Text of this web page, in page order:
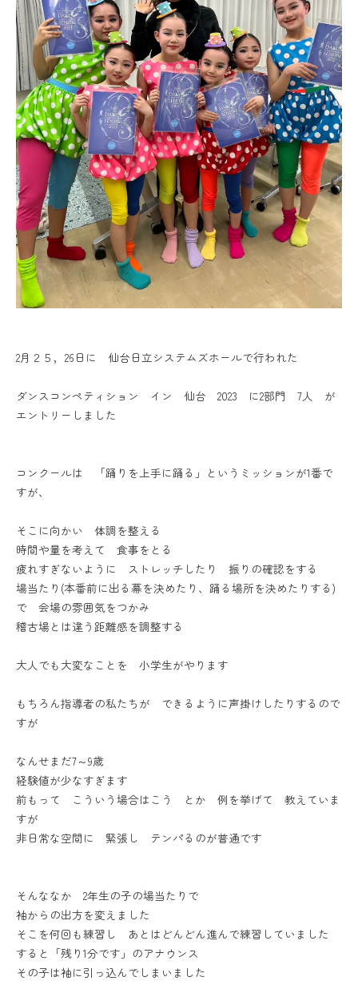
2月２５，26日に 仙台日立システムズホールで行われた
ダンスコンペティション イン 仙台 2023 に2部門 7人 が
エントリーしました
コンクールは 「踊りを上手に踊る」というミッションが1番で
すが、
そこに向かい 体調を整える
時間や量を考えて 食事をとる
疲れすぎないように ストレッチしたり 振りの確認をする
場当たり(本番前に出る幕を決めたり、踊る場所を決めたりする)
で 会場の雰囲気をつかみ
稽古場とは違う距離感を調整する
大人でも大変なことを 小学生がやります
もちろん指導者の私たちが できるように声掛けしたりするので
すが
なんせまだ7～9歳
経験値が少なすぎます
前もって こういう場合はこう とか 例を挙げて 教えていま
すが
非日常な空間に 緊張し テンパるのが普通です
そんななか 2年生の子の場当たりで
袖からの出方を変えました
そこを何回も練習し あとはどんどん進んで練習していました
すると「残り1分です」のアナウンス
その子は袖に引っ込んでしまいました